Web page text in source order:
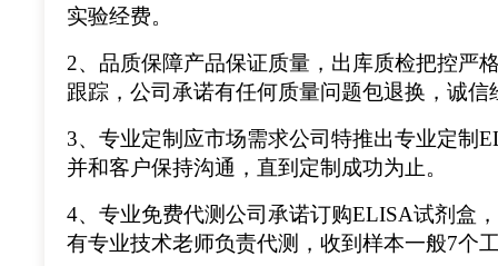
实验经费。
2、品质保障产品保证质量，出库质检把控严
跟踪，公司承诺有任何质量问题包退换，诚信
3、专业定制应市场需求公司特推出专业定制
并和客户保持沟通，直到定制成功为止。
4、专业免费代测公司承诺订购ELISA试剂盒
有专业技术老师负责代测，收到样本一般7个